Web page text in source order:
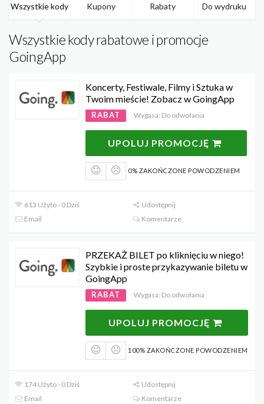
Wszystkie kody Kupony Rabaty Do wydruku
Wszystkie kody rabatowe i promocje
GoingApp
Koncerty, Festiwale, Filmy i Sztuka w
Twoim mieście! Zobacz w GoingApp
RABAT Wygasa: Do odwołania
UPOLUJ PROMOCJĘ
0% ZAKOŃCZONE POWODZENIEM
613 Użyto - 0 Dziś
Udostępnij
Email
Komentarze
PRZEKAŻ BILET po kliknięciu w niego!
Szybkie i proste przykazywanie biletu w
GoingApp
RABAT Wygasa: Do odwołania
UPOLUJ PROMOCJĘ
100% ZAKOŃCZONE POWODZENIEM
174 Użyto - 0 Dziś
Udostępnij
Email
Komentarze